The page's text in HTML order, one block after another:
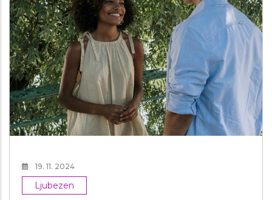
19. 11. 2024
Ljubezen